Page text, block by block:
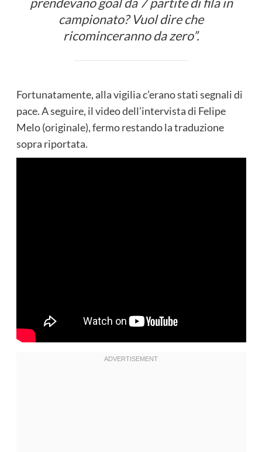
prendevano goal da 7 partite di fila in
campionato? Vuol dire che
ricominceranno da zero”.
Fortunatamente, alla vigilia c’erano stati segnali di
pace. A seguire, il video dell’intervista di Felipe
Melo (originale), fermo restando la traduzione
sopra riportata.